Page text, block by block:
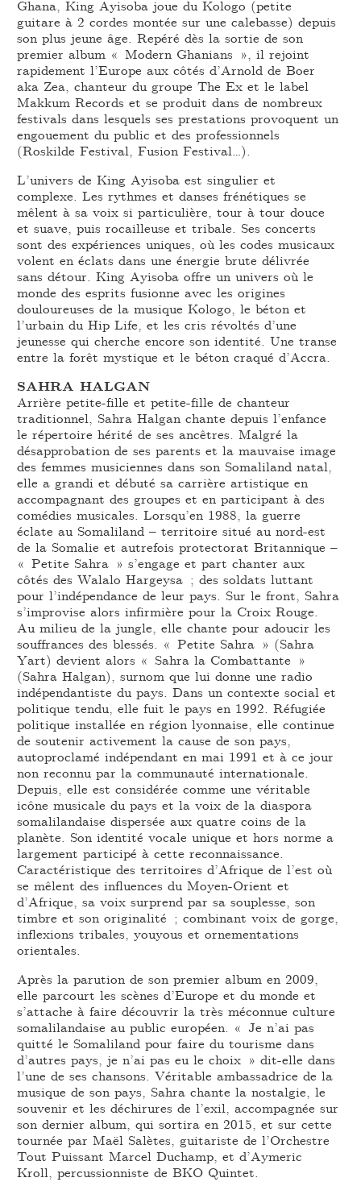
Ghana, King Ayisoba joue du Kologo (petite
guitare à 2 cordes montée sur une calebasse) depuis
son plus jeune âge. Repéré dès la sortie de son
premier album « Modern Ghanians », il rejoint
rapidement l’Europe aux côtés d’Arnold de Boer
aka Zea, chanteur du groupe The Ex et le label
Makkum Records et se produit dans de nombreux
festivals dans lesquels ses prestations provoquent un
engouement du public et des professionnels
(Roskilde Festival, Fusion Festival…).
L’univers de King Ayisoba est singulier et
complexe. Les rythmes et danses frénétiques se
mêlent à sa voix si particulière, tour à tour douce
et suave, puis rocailleuse et tribale. Ses concerts
sont des expériences uniques, où les codes musicaux
volent en éclats dans une énergie brute délivrée
sans détour. King Ayisoba offre un univers où le
monde des esprits fusionne avec les origines
douloureuses de la musique Kologo, le béton et
l’urbain du Hip Life, et les cris révoltés d’une
jeunesse qui cherche encore son identité. Une transe
entre la forêt mystique et le béton craqué d’Accra.
SAHRA HALGAN
Arrière petite-fille et petite-fille de chanteur
traditionnel, Sahra Halgan chante depuis l’enfance
le répertoire hérité de ses ancêtres. Malgré la
désapprobation de ses parents et la mauvaise image
des femmes musiciennes dans son Somaliland natal,
elle a grandi et débuté sa carrière artistique en
accompagnant des groupes et en participant à des
comédies musicales. Lorsqu’en 1988, la guerre
éclate au Somaliland – territoire situé au nord-est
de la Somalie et autrefois protectorat Britannique –
« Petite Sahra » s’engage et part chanter aux
côtés des Walalo Hargeysa ; des soldats luttant
pour l’indépendance de leur pays. Sur le front, Sahra
s’improvise alors infirmière pour la Croix Rouge.
Au milieu de la jungle, elle chante pour adoucir les
souffrances des blessés. « Petite Sahra » (Sahra
Yart) devient alors « Sahra la Combattante »
(Sahra Halgan), surnom que lui donne une radio
indépendantiste du pays. Dans un contexte social et
politique tendu, elle fuit le pays en 1992. Réfugiée
politique installée en région lyonnaise, elle continue
de soutenir activement la cause de son pays,
autoproclamé indépendant en mai 1991 et à ce jour
non reconnu par la communauté internationale.
Depuis, elle est considérée comme une véritable
icône musicale du pays et la voix de la diaspora
somalilandaise dispersée aux quatre coins de la
planète. Son identité vocale unique et hors norme a
largement participé à cette reconnaissance.
Caractéristique des territoires d’Afrique de l’est où
se mêlent des influences du Moyen-Orient et
d’Afrique, sa voix surprend par sa souplesse, son
timbre et son originalité ; combinant voix de gorge,
inflexions tribales, youyous et ornementations
orientales.
Après la parution de son premier album en 2009,
elle parcourt les scènes d’Europe et du monde et
s’attache à faire découvrir la très méconnue culture
somalilandaise au public européen. « Je n’ai pas
quitté le Somaliland pour faire du tourisme dans
d’autres pays, je n’ai pas eu le choix » dit-elle dans
l’une de ses chansons. Véritable ambassadrice de la
musique de son pays, Sahra chante la nostalgie, le
souvenir et les déchirures de l’exil, accompagnée sur
son dernier album, qui sortira en 2015, et sur cette
tournée par Maël Salètes, guitariste de l’Orchestre
Tout Puissant Marcel Duchamp, et d’Aymeric
Kroll, percussionniste de BKO Quintet.